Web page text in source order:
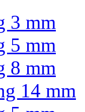
3 mm
5 mm
8 mm
14 mm